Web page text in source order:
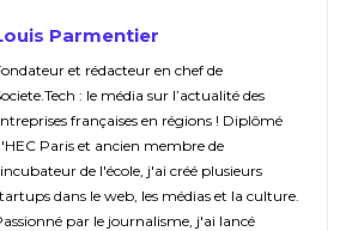
Parmentier
et rédacteur en chef de
: le média sur l’actualité des
françaises en régions ! Diplômé
Paris et ancien membre de
de l'école, j'ai créé plusieurs
dans le web, les médias et la culture.
par le journalisme, j'ai lancé